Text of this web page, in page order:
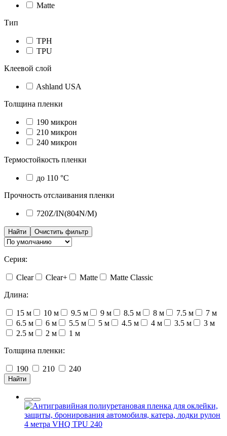
Matte
Тип
TPH
TPU
Клеевой слой
Ashland USA
Толщина пленки
190 микрон
210 микрон
240 микрон
Термостойкость пленки
до 110 °C
Прочность отслаивания пленки
720Z/IN(804N/M)
Найти Очистить фильтр
Серия:
Clear Clear+ Matte
Matte Classic
Длина:
15 м 10 м 9.5 м 9 м 8.5 м 8 м 7.5 м
7 м
6.5 м
6 м 5.5 м 5 м 4.5 м 4 м 3.5 м
3 м
2.5 м
2 м
1 м
Толщина пленки:
190 210 240
Найти